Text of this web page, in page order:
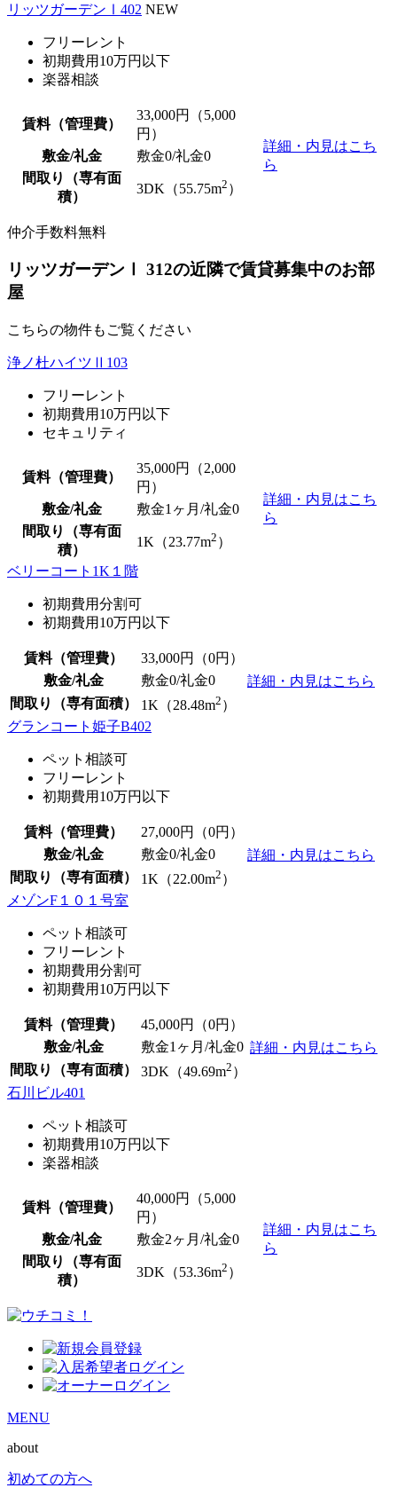
リッツガーデンⅠ402 NEW
フリーレント
初期費用10万円以下
楽器相談
賃料（管理費）
33,000円（5,000
円）
詳細・内見はこち
ら
敷金/礼金 敷金0/礼金0
間取り（専有面
積）
3DK（55.75m2 ）
仲介手数料無料
リッツガーデンⅠ 312の近隣で賃貸募集中のお部
屋
こちらの物件もご覧ください
浄ノ杜ハイツⅡ103
フリーレント
初期費用10万円以下
セキュリティ
賃料（管理費）
35,000円（2,000
円）
詳細・内見はこち
ら
敷金/礼金 敷金1ヶ月/礼金0
間取り（専有面
積）
1K（23.77m2 ）
ベリーコート1K１階
初期費用分割可
初期費用10万円以下
賃料（管理費） 33,000円（0円）
詳細・内見はこちら
敷金/礼金 敷金0/礼金0
間取り（専有面積）
1K（28.48m2 ）
グランコート姫子B402
ペット相談可
フリーレント
初期費用10万円以下
賃料（管理費） 27,000円（0円）
詳細・内見はこちら
敷金/礼金 敷金0/礼金0
間取り（専有面積）
1K（22.00m2 ）
メゾンF１０１号室
ペット相談可
フリーレント
初期費用分割可
初期費用10万円以下
賃料（管理費） 45,000円（0円）
詳細・内見はこちら
敷金/礼金 敷金1ヶ月/礼金0
間取り（専有面積）
3DK（49.69m2 ）
石川ビル401
ペット相談可
初期費用10万円以下
楽器相談
賃料（管理費）
40,000円（5,000
円）
詳細・内見はこち
ら
敷金/礼金 敷金2ヶ月/礼金0
間取り（専有面
積）
3DK（53.36m2 ）
MENU
about
初めての方へ